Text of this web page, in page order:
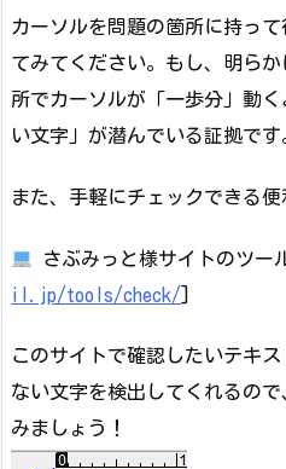
カーソルを問題の箇所に持っ
てみてください。もし、明ら
所でカーソルが「一歩分」動
い文字」が潜んでいる証拠です
また、手軽にチェックできる便
さぶみっと様サイトのツ
il.jp/tools/check/]
このサイトで確認したいテキ
ない文字を検出してくれるの
みましょう！